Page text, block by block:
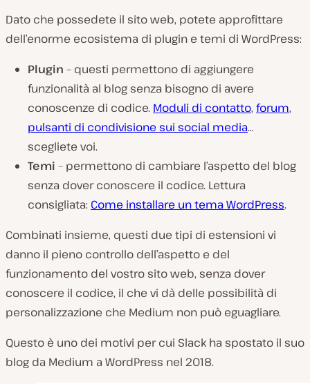
Dato che possedete il sito web, potete approfittare
dell’enorme ecosistema di plugin e temi di WordPress:
Plugin – questi permettono di aggiungere
funzionalità al blog senza bisogno di avere
conoscenze di codice. Moduli di contatto, forum,
pulsanti di condivisione sui social media…
scegliete voi.
Temi – permettono di cambiare l’aspetto del blog
senza dover conoscere il codice. Lettura
consigliata: Come installare un tema WordPress.
Combinati insieme, questi due tipi di estensioni vi
danno il pieno controllo dell’aspetto e del
funzionamento del vostro sito web, senza dover
conoscere il codice, il che vi dà delle possibilità di
personalizzazione che Medium non può eguagliare.
Questo è uno dei motivi per cui Slack ha spostato il suo
blog da Medium a WordPress nel 2018.